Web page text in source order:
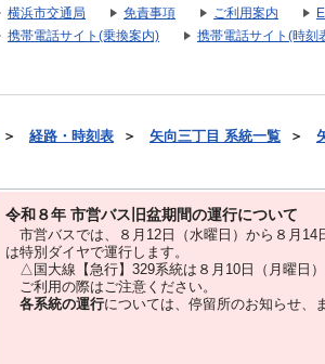
横浜市交通局 免責事項 ご利用案内
携帯電話サイト(乗換案内)
携帯電話サイト(時刻
＞ 経路・時刻表 ＞ 矢向三丁目 系統一覧 ＞
令和８年 市営バス旧盆期間の運行について
市営バスでは、８⽉12⽇（水曜日）から８⽉14
は特別ダイヤで運⾏します。
△国大線【急行】329系統は８月10日（月曜日）
ご利用の際はご注意ください。
各系統の運行については、停留所のお知らせ、